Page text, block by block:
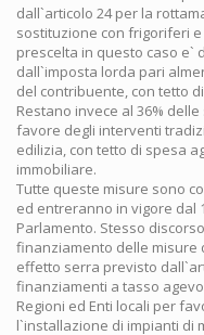
dall`articolo 24 per la
sostituzione con frigoriferi
prescelta in questo caso e`
dall`imposta lorda pari
del contribuente, con tetto
Restano invece al 36%
favore degli interventi
edilizia, con tetto di spesa
immobiliare.
Tutte queste misure sono
ed entreranno in vigore dal
Parlamento. Stesso
finanziamento delle misure
effetto serra previsto
finanziamenti a tasso
Regioni ed Enti locali per
l`installazione di impianti di